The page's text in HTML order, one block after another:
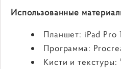
Использованные
Планшет: iPad Pro
Программа:
Кисти и текстуры: